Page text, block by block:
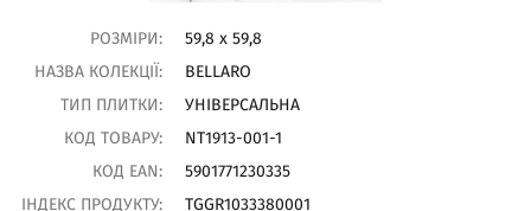
РОЗМІРИ:
59,8 x 59,8
НАЗВА КОЛЕКЦІЇ:
BELLARO
ТИП ПЛИТКИ:
УНІВЕРСАЛЬНА
КОД ТОВАРУ:
NT1913-001-1
КОД EAN:
5901771230335
ІНДЕКС ПРОДУКТУ:
TGGR1033380001